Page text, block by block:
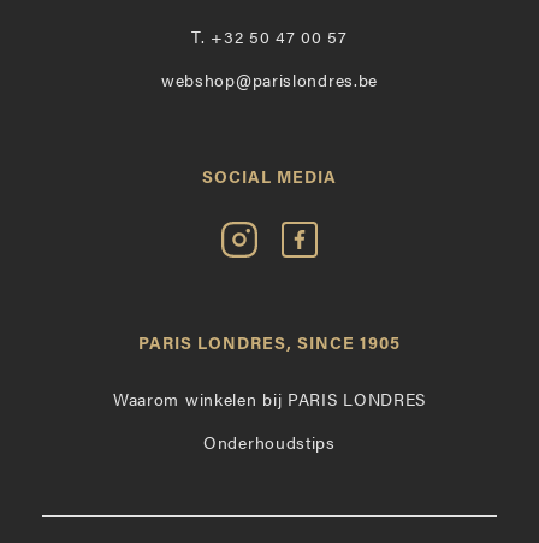
T. +32 50 47 00 57
webshop@parislondres.be
SOCIAL MEDIA
Volg
Paris
Instagram
Vind
op
PARIS LONDRES, SINCE 1905
Waarom winkelen bij PARIS LONDRES
Onderhoudstips